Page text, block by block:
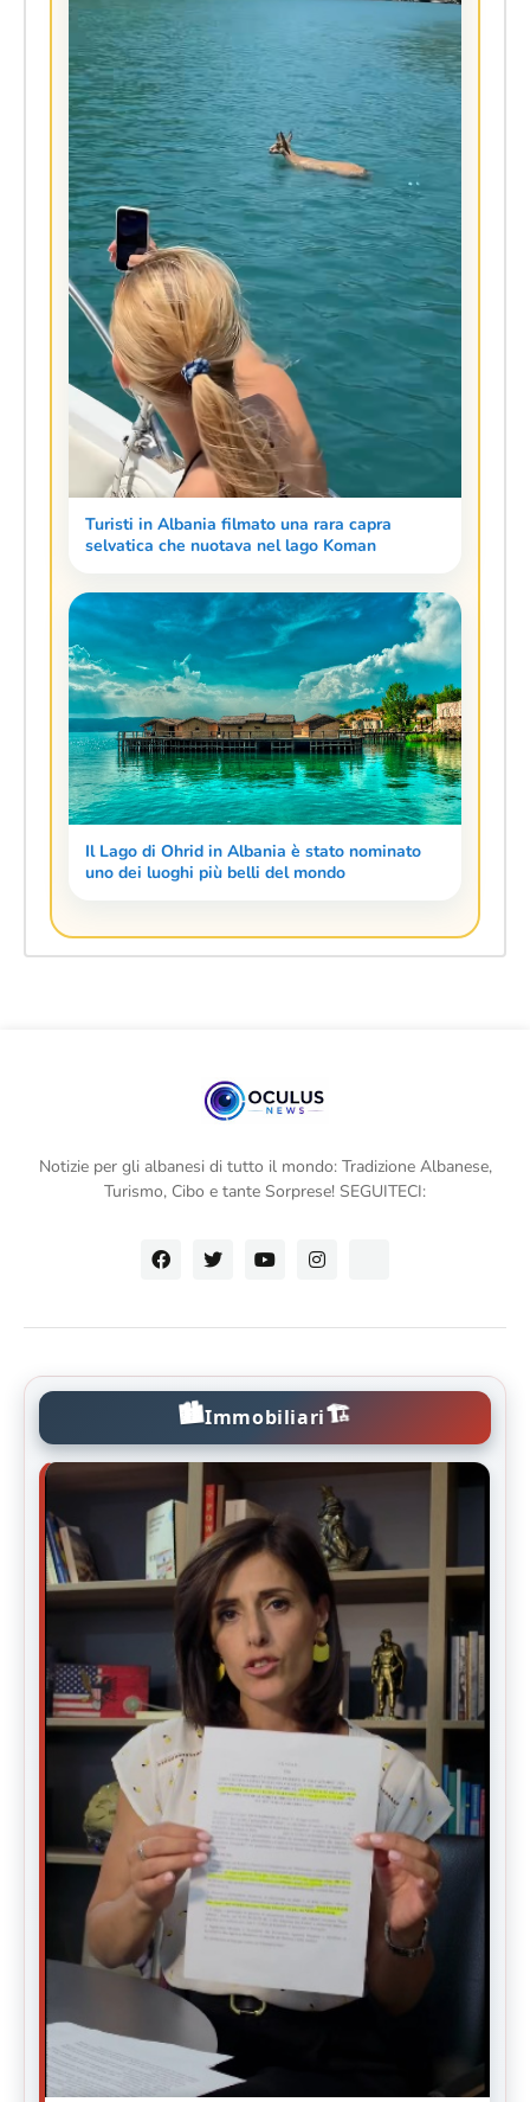
Turisti in Albania filmato una rara capra
selvatica che nuotava nel lago Koman
Il Lago di Ohrid in Albania è stato nominato
uno dei luoghi più belli del mondo
Notizie per gli albanesi di tutto il mondo: Tradizione Albanese,
Turismo, Cibo e tante Sorprese! SEGUITECI:
🏙️Immobiliari🏗️